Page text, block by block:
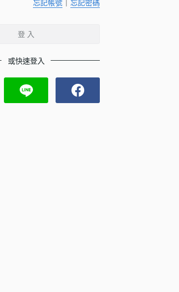
忘記帳號 忘記密碼
登 入
或快速登入